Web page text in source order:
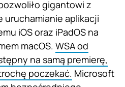
gigantowi z
aplikacji
iOS oraz iPadOS na
macOS. WSA od
na samą premierę,
poczekać. Microsoft